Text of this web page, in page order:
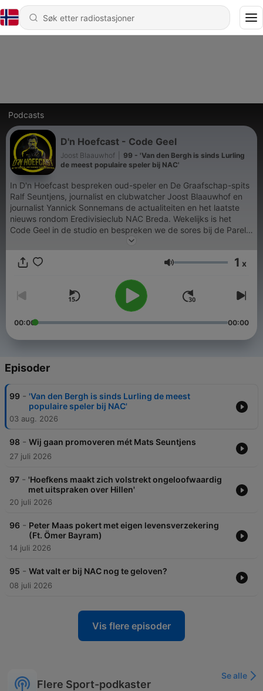
Podcasts
D'n Hoefcast - Code Geel
Joost Blaauwhof
99 - 'Van den Bergh is sinds Lurling
de meest populaire speler bij NAC'
In D'n Hoefcast bespreken oud-speler en De Graafschap-spits
Ralf Seuntjens, journalist en clubwatcher Joost Blaauwhof en
journalist Yannick Sonnemans de actualiteiten en het laatste
nieuws rondom Eredivisieclub NAC Breda. Wekelijks is het
Code Geel in de studio en bespreken we de sores bij de Parel
van het Zuiden, geïnspireerd door hoofdtrainer Carl Hoefkens.
thema's die anders leven bij voetballers, dan bij journalisten.
Volum 1 x
00:00 00:00
Episoder
99 - 'Van den Bergh is sinds Lurling de meest
populaire speler bij NAC'
03 aug. 2026
98 - Wij gaan promoveren mét Mats Seuntjens
27 juli 2026
97 - 'Hoefkens maakt zich volstrekt ongeloofwaardig
met uitspraken over Hillen'
20 juli 2026
96 - Peter Maas pokert met eigen levensverzekering
(Ft. Ömer Bayram)
14 juli 2026
95 - Wat valt er bij NAC nog te geloven?
08 juli 2026
Vis flere episoder
Flere Sport-podkaster
Se alle